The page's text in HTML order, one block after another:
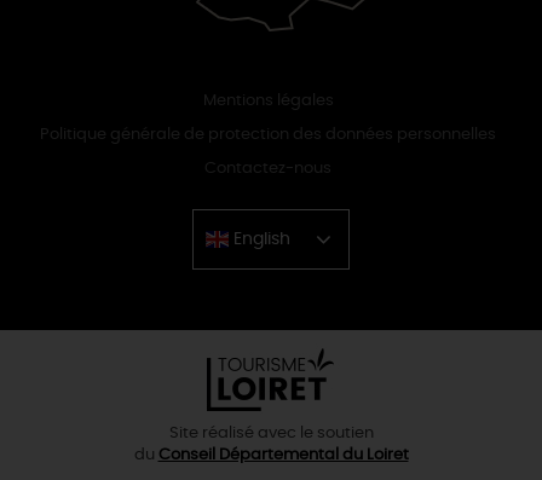
Mentions légales
Politique générale de protection des données personnelles
Contactez-nous
English
Chinese
Site réalisé avec le soutien
du Conseil Départemental du Loiret